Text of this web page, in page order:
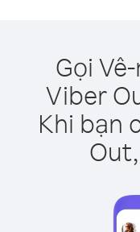
Gọi
Viber
Khi bạn